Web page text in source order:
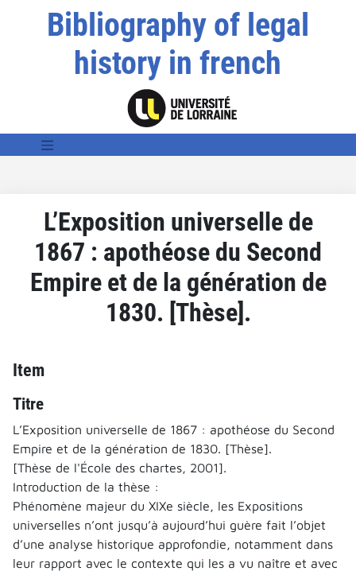
Bibliography of legal
history in french
L’Exposition universelle de
1867 : apothéose du Second
Empire et de la génération de
1830. [Thèse].
Item
Titre
L’Exposition universelle de 1867 : apothéose du Second
Empire et de la génération de 1830. [Thèse].
[Thèse de l'École des chartes, 2001].
Introduction de la thèse :
Phénomène majeur du XIXe siècle, les Expositions
universelles n’ont jusqu’à aujourd’hui guère fait l’objet
d’une analyse historique approfondie, notamment dans
leur rapport avec le contexte qui les a vu naître et avec